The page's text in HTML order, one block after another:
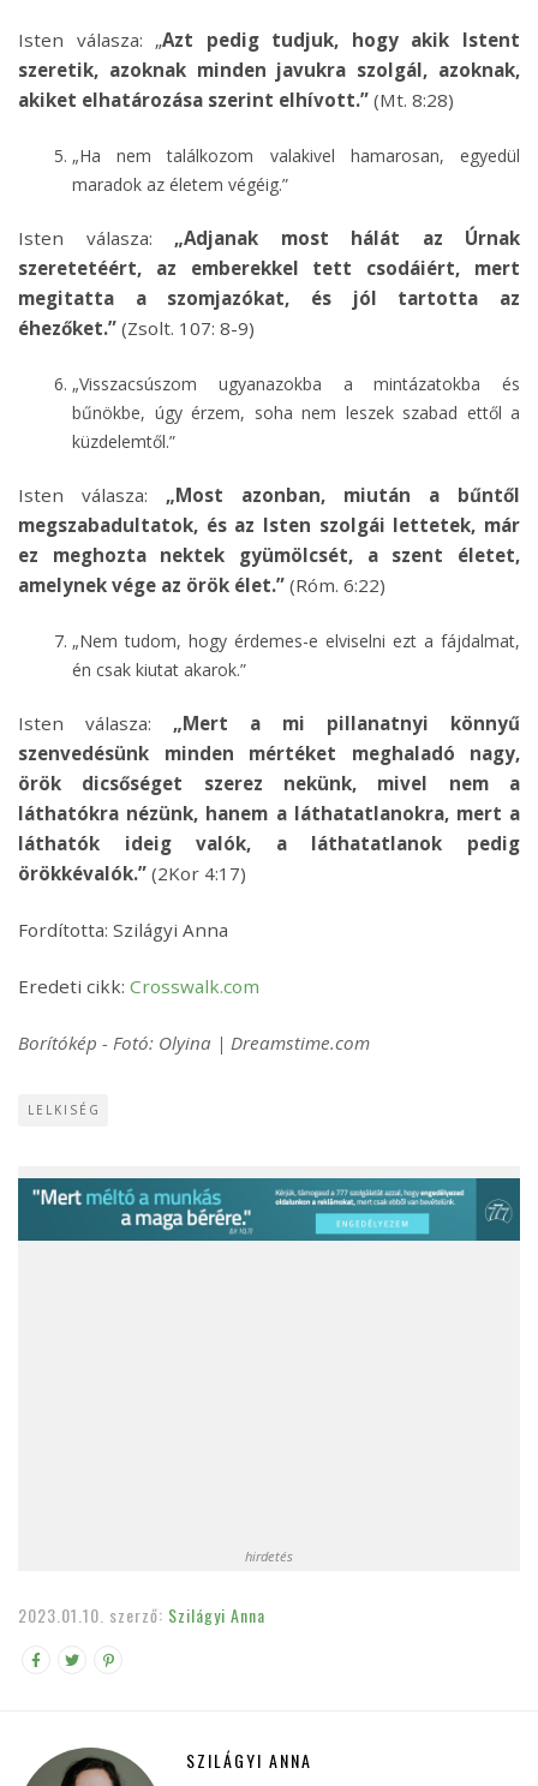
Isten válasza: „Azt pedig tudjuk, hogy akik Istent
szeretik, azoknak minden javukra szolgál, azoknak,
akiket elhatározása szerint elhívott.” (Mt. 8:28)
„Ha nem találkozom valakivel hamarosan, egyedül
maradok az életem végéig.”
Isten válasza: „Adjanak most hálát az Úrnak
szeretetéért, az emberekkel tett csodáiért, mert
megitatta a szomjazókat, és jól tartotta az
éhezőket.” (Zsolt. 107: 8-9)
„Visszacsúszom ugyanazokba a mintázatokba és
bűnökbe, úgy érzem, soha nem leszek szabad ettől a
küzdelemtől.”
Isten válasza: „Most azonban, miután a bűntől
megszabadultatok, és az Isten szolgái lettetek, már
ez meghozta nektek gyümölcsét, a szent életet,
amelynek vége az örök élet.” (Róm. 6:22)
„Nem tudom, hogy érdemes-e elviselni ezt a fájdalmat,
én csak kiutat akarok.”
Isten válasza: „Mert a mi pillanatnyi könnyű
szenvedésünk minden mértéket meghaladó nagy,
örök dicsőséget szerez nekünk, mivel nem a
láthatókra nézünk, hanem a láthatatlanokra, mert a
láthatók ideig valók, a láthatatlanok pedig
örökkévalók.” (2Kor 4:17)
Fordította: Szilágyi Anna
Eredeti cikk: Crosswalk.com
Borítókép - Fotó: Olyina | Dreamstime.com
LELKISÉG
hirdetés
2023.01.10. szerző: Szilágyi Anna
SZILÁGYI ANNA